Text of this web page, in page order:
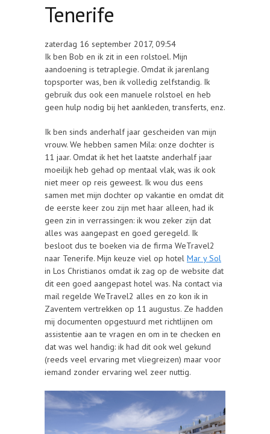
Tenerife
zaterdag 16 september 2017, 09:54
Ik ben Bob en ik zit in een rolstoel. Mijn
aandoening is tetraplegie. Omdat ik jarenlang
topsporter was, ben ik volledig zelfstandig. Ik
gebruik dus ook een manuele rolstoel en heb
geen hulp nodig bij het aankleden, transferts, enz.
Ik ben sinds anderhalf jaar gescheiden van mijn
vrouw. We hebben samen Mila: onze dochter is
11 jaar. Omdat ik het het laatste anderhalf jaar
moeilijk heb gehad op mentaal vlak, was ik ook
niet meer op reis geweest. Ik wou dus eens
samen met mijn dochter op vakantie en omdat dit
de eerste keer zou zijn met haar alleen, had ik
geen zin in verrassingen: ik wou zeker zijn dat
alles was aangepast en goed geregeld. Ik
besloot dus te boeken via de firma WeTravel2
naar Tenerife. Mijn keuze viel op hotel Mar y Sol
in Los Christianos omdat ik zag op de website dat
dit een goed aangepast hotel was. Na contact via
mail regelde WeTravel2 alles en zo kon ik in
Zaventem vertrekken op 11 augustus. Ze hadden
mij documenten opgestuurd met richtlijnen om
assistentie aan te vragen en om in te checken en
dat was wel handig: ik had dit ook wel gekund
(reeds veel ervaring met vliegreizen) maar voor
iemand zonder ervaring wel zeer nuttig.